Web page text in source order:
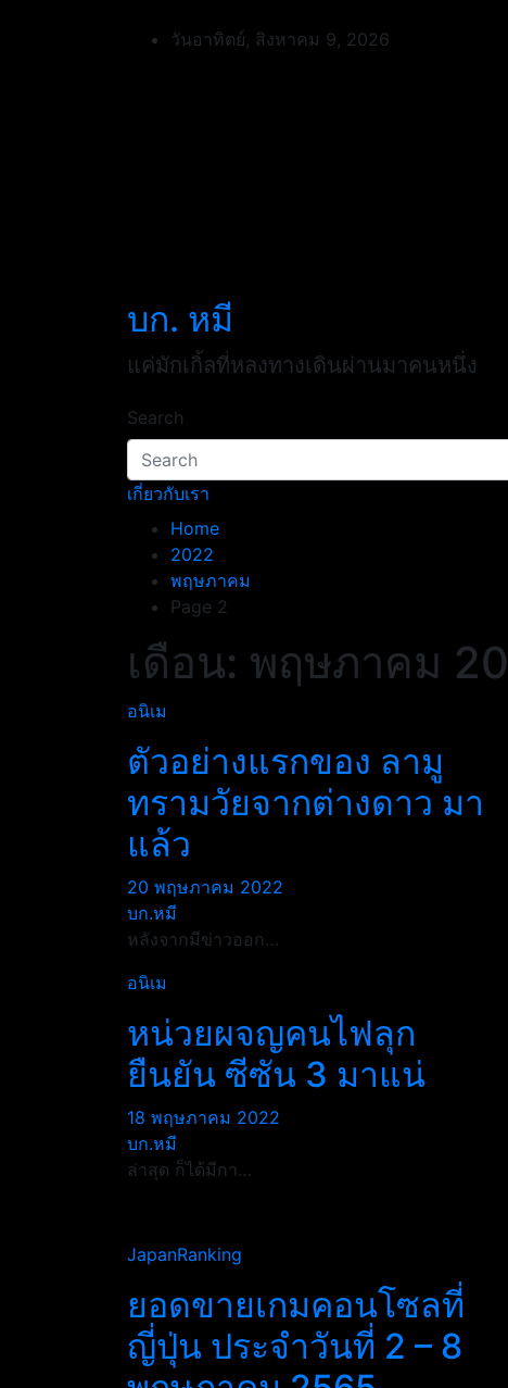
วันอาทิตย์, สิงหาคม 9, 2026
บก. หมี
แค่มักเกิ้ลที่หลงทางเดินผ่านมาคนหนึ่ง
Search
เกี่ยวกับเรา
Home
2022
พฤษภาคม
Page 2
เดือน: พฤษภาคม
อนิเม
ตัวอย่างแรกของ ลามู
ทรามวัยจากต่างดาว มา
แล้ว
20 พฤษภาคม 2022
บก.หมี
หลังจากมีข่าวออก…
อนิเม
หน่วยผจญคนไฟลุก
ยืนยัน ซีซัน 3 มาแน่
18 พฤษภาคม 2022
บก.หมี
ล่าสุด ก็ได้มีกา…
JapanRanking
ยอดขายเกมคอนโซลที่
ญี่ปุ่น ประจำวันที่ 2 – 8